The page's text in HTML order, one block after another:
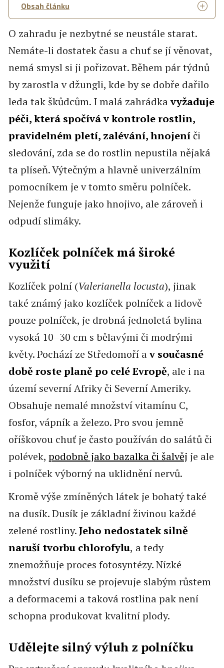
Obsah článku
O zahradu je nezbytné se neustále starat.
Nemáte-li dostatek času a chuť se jí věnovat,
nemá smysl si ji pořizovat. Během pár týdnů
by zarostla v džungli, kde by se dobře dařilo
leda tak škůdcům. I malá zahrádkavyžaduje
péči, která spočívá v kontrole rostlin,
pravidelném pletí, zalévání, hnojeníči
sledování, zda se do rostlin nepustila nějaká
ta plíseň. Výtečným a hlavně univerzálním
pomocníkem je v tomto směru polníček.
Nejenže funguje jako hnojivo, ale zároveň i
odpudí slimáky.
Kozlíček polníček má široké
využití
Kozlíček polní (Valerianella locusta), jinak
také známý jako kozlíček polníček a lidově
pouze polníček, je drobná jednoletá bylina
vysoká 10–30 cm s bělavými či modrými
květy. Pochází ze Středomoří av současné
době roste planě po celé Evropě, ale i na
území severní Afriky či Severní Ameriky.
Obsahuje nemalé množství vitamínu C,
fosfor, vápník a železo. Pro svou jemně
oříškovou chuť je často používán do salátů či
polévek, podobně jako bazalka či šalvěj je ale
i polníček výborný na uklidnění nervů.
Kromě výše zmíněných látek je bohatý také
na dusík. Dusík je základní živinou každé
zelené rostliny.Jeho nedostatek silně
naruší tvorbu chlorofylu, a tedy
znemožňuje proces fotosyntézy. Nízké
množství dusíku se projevuje slabým růstem
a deformacemi a taková rostlina pak není
schopna produkovat kvalitní plody.
Udělejte silný výluh z polníčku